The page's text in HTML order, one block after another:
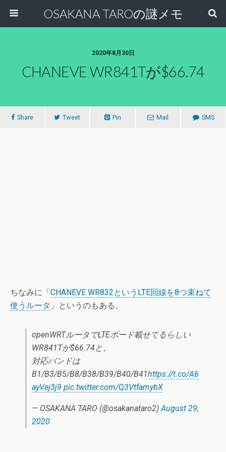
OSAKANA TAROの謎メモ
2020年8月30日
CHANEVE WR841Tが$66.74
Share Tweet Pin Mail SMS
ちなみに「CHANEVE WR832というLTE回線を8つ束ねて
使うルータ 」というのもある。
openWRTルータでLTEボード載せてるらしい
WR841Tが$66.74と。
対応バンドは
B1/B3/B5/B8/B38/B39/B40/B41https://t.co/A6
ayVej3j9 pic.twitter.com/Q3VtfamybX
— OSAKANA TARO (@osakanataro2)August 29,
2020